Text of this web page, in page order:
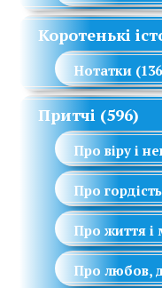
Коротенькі
Нотатки
Притчі (596)
Про віру і
Про
Про життя і
Про любов,